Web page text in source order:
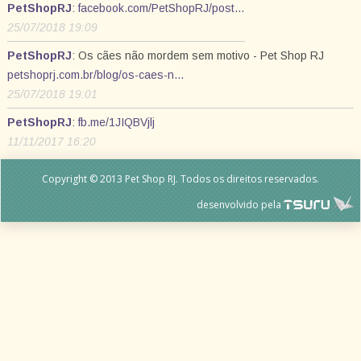
PetShopRJ:facebook.com/PetShopRJ/post…
25/07/2018 19:09
PetShopRJ: Os cães não mordem sem motivo - Pet Shop RJ
petshoprj.com.br/blog/os-caes-n…
25/07/2018 19:01
PetShopRJ:fb.me/1JIQBVjlj
11/11/2017 16:20
Copyright © 2013 Pet Shop RJ. Todos os direitos reservados.
desenvolvido pela